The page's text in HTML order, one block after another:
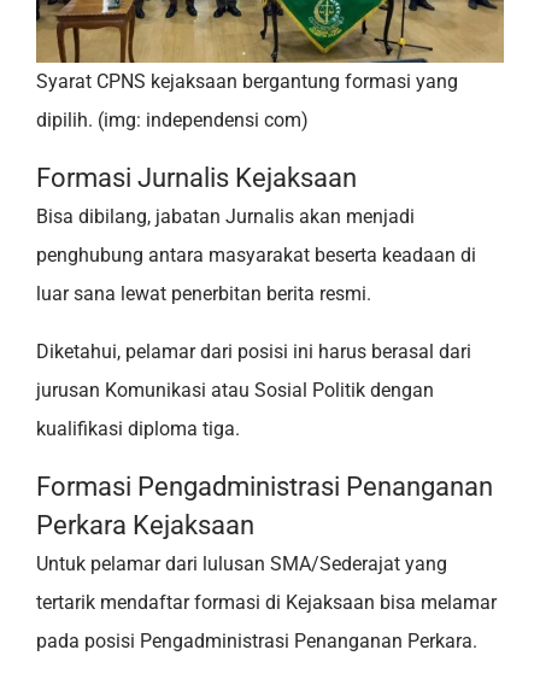
Syarat CPNS kejaksaan bergantung formasi yang
dipilih. (img: independensi com)
Formasi Jurnalis Kejaksaan
Bisa dibilang, jabatan Jurnalis akan menjadi
penghubung antara masyarakat beserta keadaan di
luar sana lewat penerbitan berita resmi.
Diketahui, pelamar dari posisi ini harus berasal dari
jurusan Komunikasi atau Sosial Politik dengan
kualifikasi diploma tiga.
Formasi Pengadministrasi Penanganan
Perkara Kejaksaan
Untuk pelamar dari lulusan SMA/Sederajat yang
tertarik mendaftar formasi di Kejaksaan bisa melamar
pada posisi Pengadministrasi Penanganan Perkara.